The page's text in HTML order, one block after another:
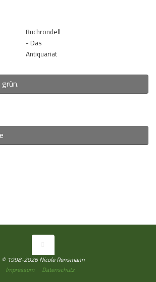
Buchrondell
- Das
Antiquariat
© 1998-2026 Nicole Rensmann
Impressum
Datenschutz